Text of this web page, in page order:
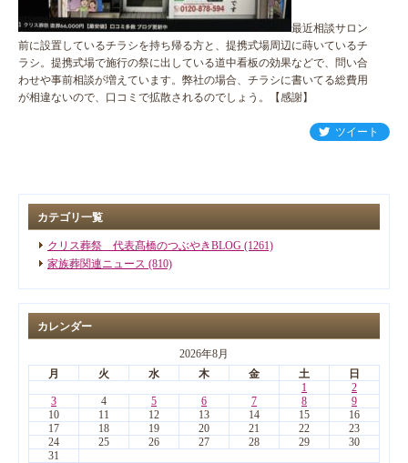
最近相談サロン
前に設置しているチラシを持ち帰る方と、提携式場周辺に蒔いているチ
ラシ。提携式場で施行の祭に出している道中看板の効果などで、問い合
わせや事前相談が増えています。弊社の場合、チラシに書いてる総費用
が相違ないので、口コミで拡散されるのでしょう。【感謝】
ツイート
カテゴリ一覧
クリス葬祭 代表髙橋のつぶやきBLOG (1261)
家族葬関連ニュース (810)
カレンダー
2026年8月
月
火 水 木 金 土
日
1
2
3
4 5 6 7 8
9
10
11 12 13 14 15
16
17
18 19 20 21 22
23
24
25 26 27 28 29
30
31